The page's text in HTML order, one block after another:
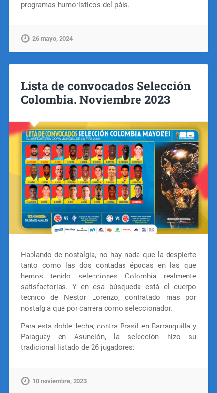
programas humorísticos del páis.
26 mayo, 2024
Lista de convocados Selección
Colombia. Noviembre 2023
Hablando de nostalgia, no hay nada que la despierte
tanto como las dos contadas épocas en las que
hemos tenido selecciones Colombia realmente
satisfactorias. Y en esa búsqueda está el cuerpo
técnico de Néstor Lorenzo, contratado más por
nostalgia que por carrera como seleccionador.
Para esta doble fecha, contra Brasil en Barranquilla y
Paraguay en Asunción, la selección hizo su
tradicional listado de 26 jugadores:
10 noviembre, 2023